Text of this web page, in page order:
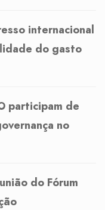
internacional
do gasto
participam de
no
do Fórum